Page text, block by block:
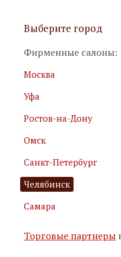
Я принимаю
условия
Я соглашаюсь с
данных
Выберите город
Фирменные салоны:
Москва
Уфа
Ростов-на-Дону
Омск
Санкт-Петербург
Челябинск
Самара
Торговые партнеры